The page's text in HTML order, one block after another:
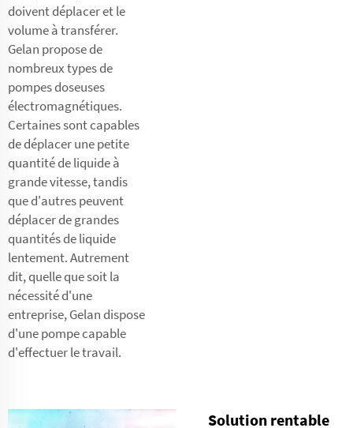
doivent déplacer et le
volume à transférer.
Gelan propose de
nombreux types de
pompes doseuses
électromagnétiques.
Certaines sont capables
de déplacer une petite
quantité de liquide à
grande vitesse, tandis
que d'autres peuvent
déplacer de grandes
quantités de liquide
lentement. Autrement
dit, quelle que soit la
nécessité d'une
entreprise, Gelan dispose
d'une pompe capable
d'effectuer le travail.
Solution rentable